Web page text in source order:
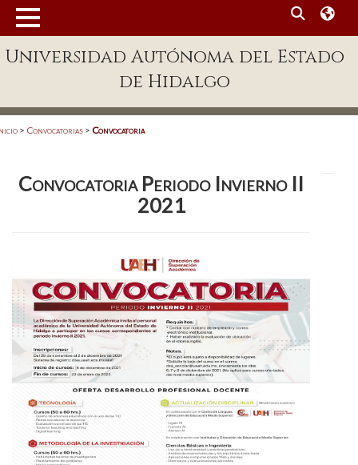
Enlaces
Patronato
Acreditación Internacional
Alumnado
Aspirantes
Personal
Alumni
Visitantes
Universidad Autónoma del Estado
de Hidalgo
> Convocatorias > Convocatoria
Convocatoria Periodo Invierno II
2021